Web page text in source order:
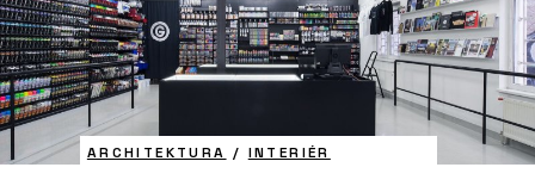
ARCHITEKTURA / INTERIÉR